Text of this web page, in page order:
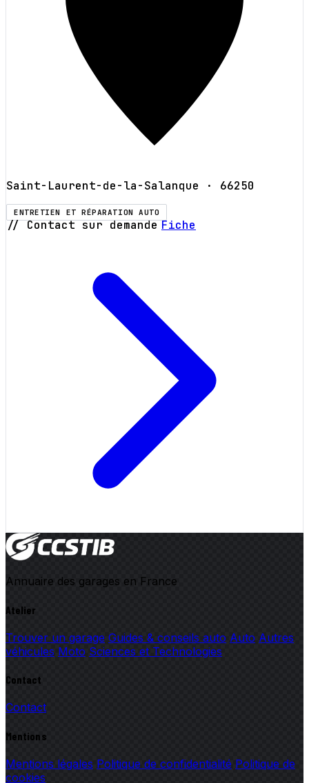
Saint-Laurent-de-la-Salanque · 66250
ENTRETIEN ET RÉPARATION AUTO
// Contact sur demande Fiche
Annuaire des garages en France
Atelier
Trouver un garage Guides & conseils auto Auto Autres
véhicules Moto Sciences et Technologies
Contact
Contact
Mentions
Mentions légales Politique de confidentialité Politique de
cookies